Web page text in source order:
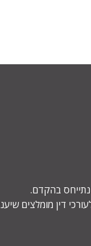
בהקדם.
דין מומלצים